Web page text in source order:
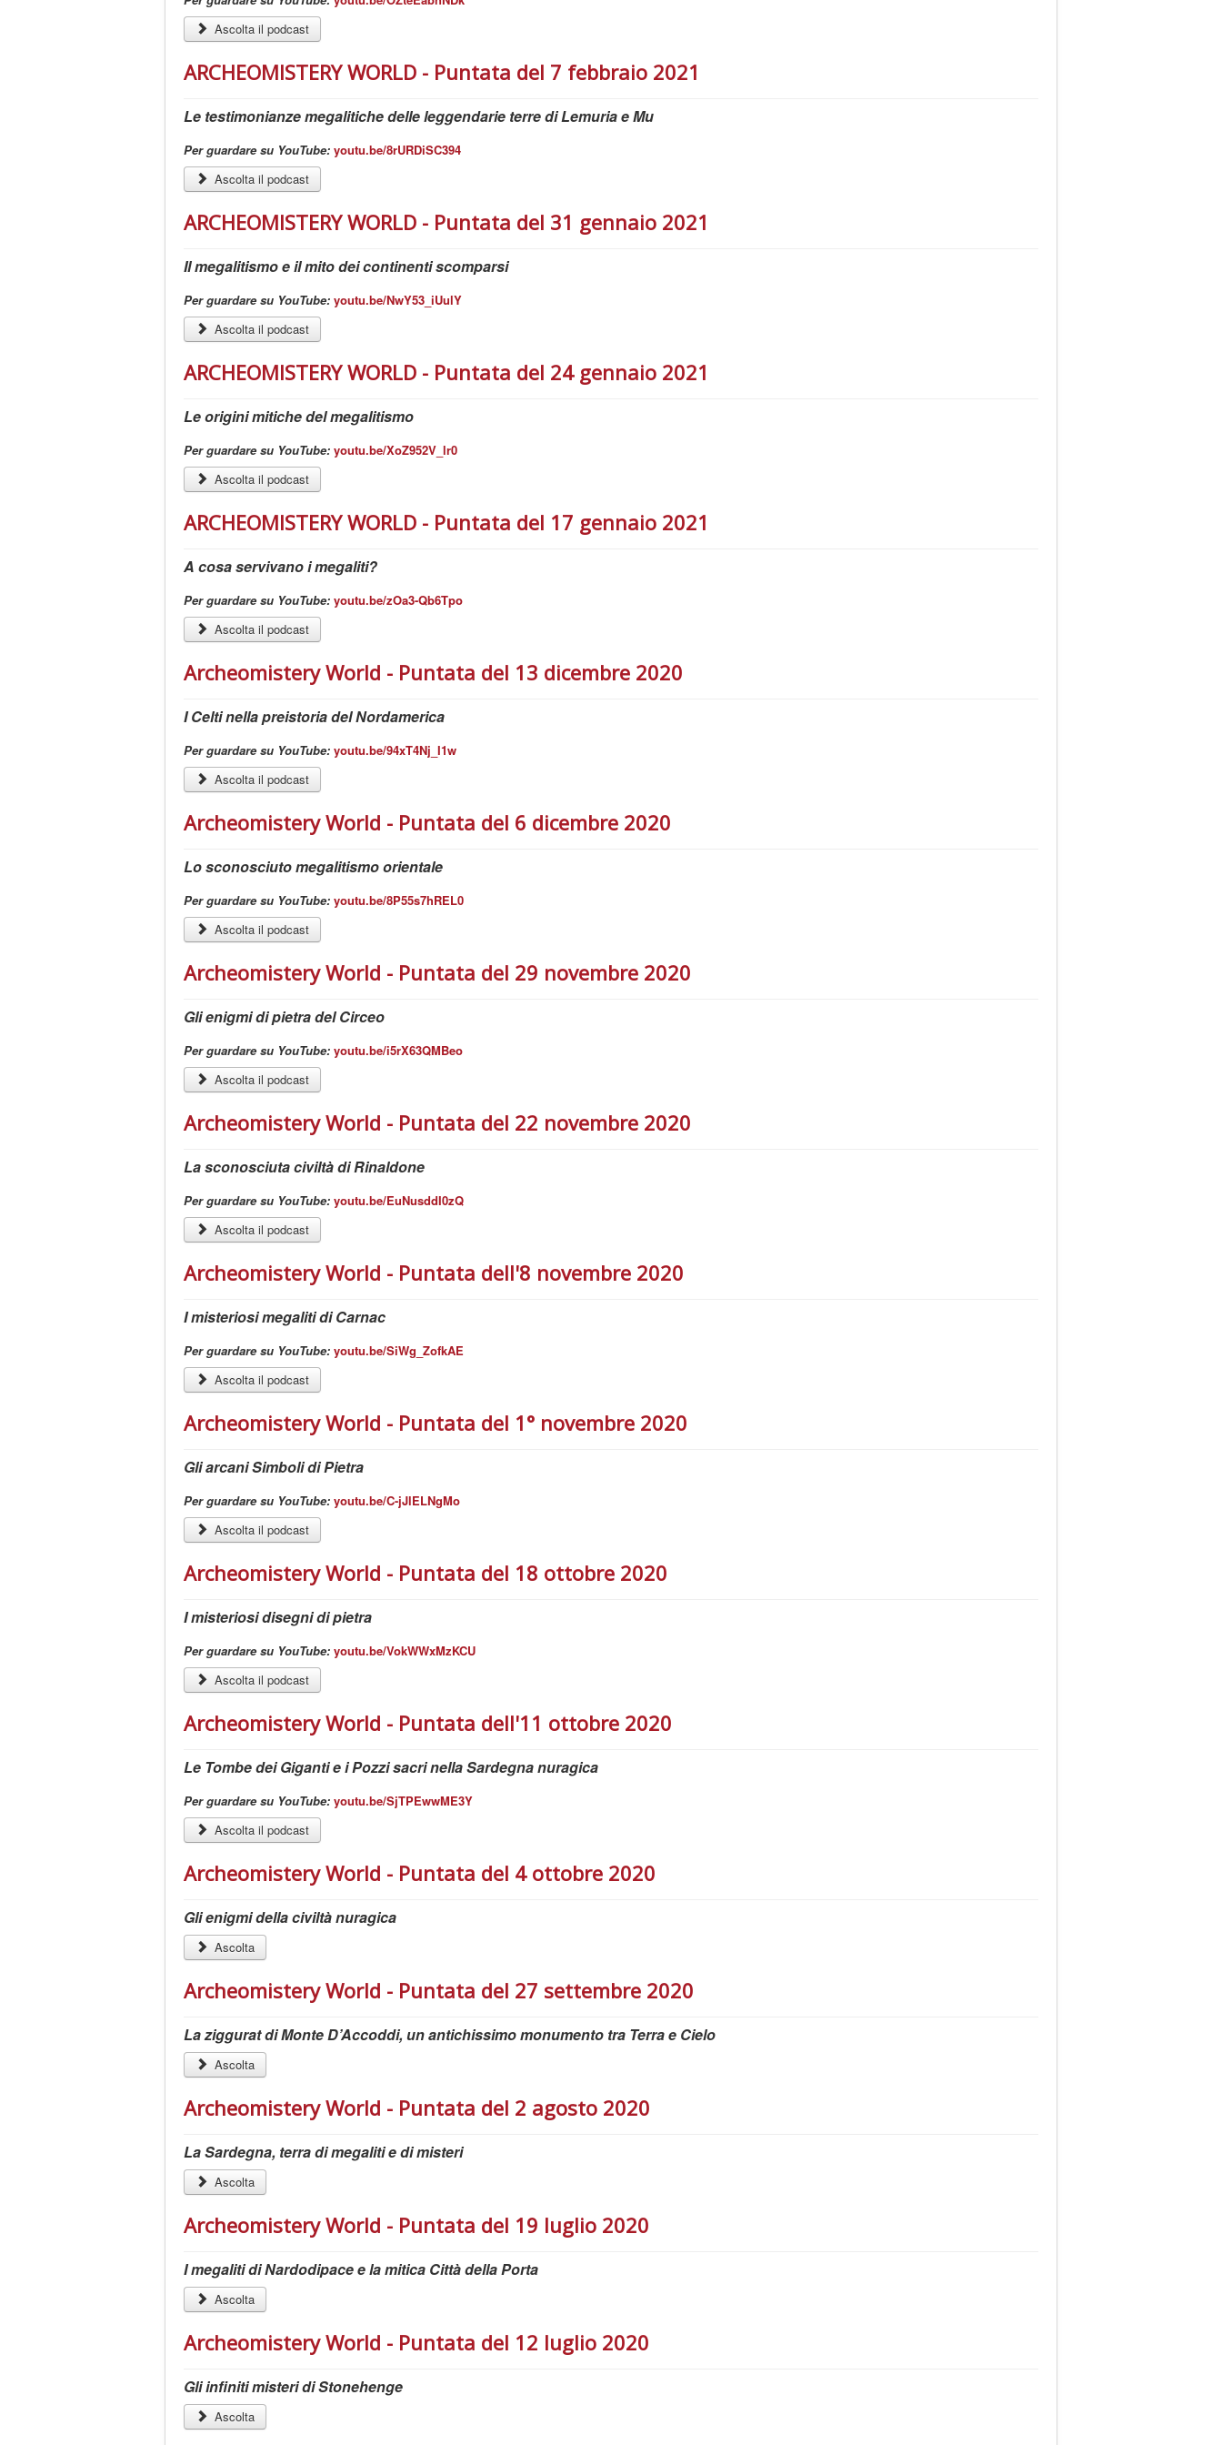
Ascolta il podcast
ARCHEOMISTERY WORLD - Puntata del 7 febbraio 2021
Le testimonianze megalitiche delle leggendarie terre di Lemuria e Mu
Per guardare su YouTube: youtu.be/8rURDiSC394
Ascolta il podcast
ARCHEOMISTERY WORLD - Puntata del 31 gennaio 2021
Il megalitismo e il mito dei continenti scomparsi
Per guardare su YouTube: youtu.be/NwY53_iUulY
Ascolta il podcast
ARCHEOMISTERY WORLD - Puntata del 24 gennaio 2021
Le origini mitiche del megalitismo
Per guardare su YouTube: youtu.be/XoZ952V_lr0
Ascolta il podcast
ARCHEOMISTERY WORLD - Puntata del 17 gennaio 2021
A cosa servivano i megaliti?
Per guardare su YouTube: youtu.be/zOa3-Qb6Tpo
Ascolta il podcast
Archeomistery World - Puntata del 13 dicembre 2020
I Celti nella preistoria del Nordamerica
Per guardare su YouTube: youtu.be/94xT4Nj_I1w
Ascolta il podcast
Archeomistery World - Puntata del 6 dicembre 2020
Lo sconosciuto megalitismo orientale
Per guardare su YouTube: youtu.be/8P55s7hREL0
Ascolta il podcast
Archeomistery World - Puntata del 29 novembre 2020
Gli enigmi di pietra del Circeo
Per guardare su YouTube: youtu.be/i5rX63QMBeo
Ascolta il podcast
Archeomistery World - Puntata del 22 novembre 2020
La sconosciuta civiltà di Rinaldone
Per guardare su YouTube: youtu.be/EuNusddI0zQ
Ascolta il podcast
Archeomistery World - Puntata dell'8 novembre 2020
I misteriosi megaliti di Carnac
Per guardare su YouTube: youtu.be/SiWg_ZofkAE
Ascolta il podcast
Archeomistery World - Puntata del 1° novembre 2020
Gli arcani Simboli di Pietra
Per guardare su YouTube: youtu.be/C-jJlELNgMo
Ascolta il podcast
Archeomistery World - Puntata del 18 ottobre 2020
I misteriosi disegni di pietra
Per guardare su YouTube: youtu.be/VokWWxMzKCU
Ascolta il podcast
Archeomistery World - Puntata dell'11 ottobre 2020
Le Tombe dei Giganti e i Pozzi sacri nella Sardegna nuragica
Per guardare su YouTube: youtu.be/SjTPEwwME3Y
Ascolta il podcast
Archeomistery World - Puntata del 4 ottobre 2020
Gli enigmi della civiltà nuragica
Ascolta
Archeomistery World - Puntata del 27 settembre 2020
La ziggurat di Monte D’Accoddi, un antichissimo monumento tra Terra e Cielo
Ascolta
Archeomistery World - Puntata del 2 agosto 2020
La Sardegna, terra di megaliti e di misteri
Ascolta
Archeomistery World - Puntata del 19 luglio 2020
I megaliti di Nardodipace e la mitica Città della Porta
Ascolta
Archeomistery World - Puntata del 12 luglio 2020
Gli infiniti misteri di Stonehenge
Ascolta